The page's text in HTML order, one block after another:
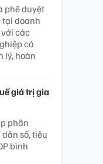
phê duyệt
tại doanh
các
có
lý, hoàn
giá trị gia
phân
số, tiêu
bình